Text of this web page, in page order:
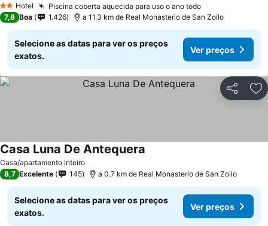
2 Estrelas
Hotel Piscina coberta aquecida para uso o ano todoVer preços
7,8 Boa 1.426 a 11.3 km de Real Monasterio de San Zoilo
Selecione as datas para ver os preços
exatos.
Ver preços
Partilhar
Casa/apartamento inteiro
Casa Luna De Antequera
8,7 Excelente 145 a 0.7 km de Real Monasterio de San Zoilo
Selecione as datas para ver os preços
exatos.
Ver preços